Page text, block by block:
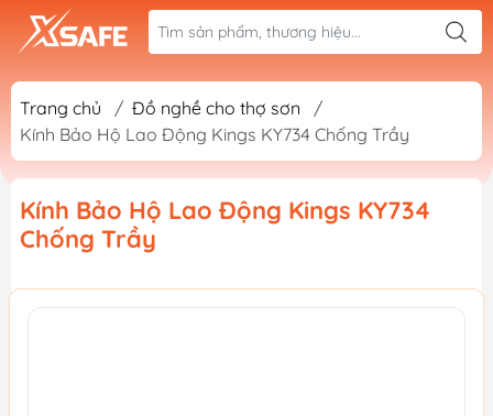
Trang chủ / Đồ nghề cho thợ sơn
/
Kính Bảo Hộ Lao Động Kings KY734 Chống Trầy
Kính Bảo Hộ Lao Động Kings KY734
Chống Trầy